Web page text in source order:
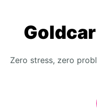
Zero stress, zero